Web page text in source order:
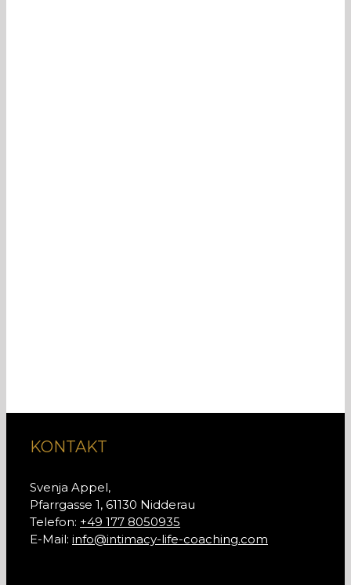
KONTAKT
Svenja Appel,
Pfarrgasse 1, 61130 Nidderau
Telefon: +49 177 8050935
E-Mail: info@intimacy-life-coaching.com